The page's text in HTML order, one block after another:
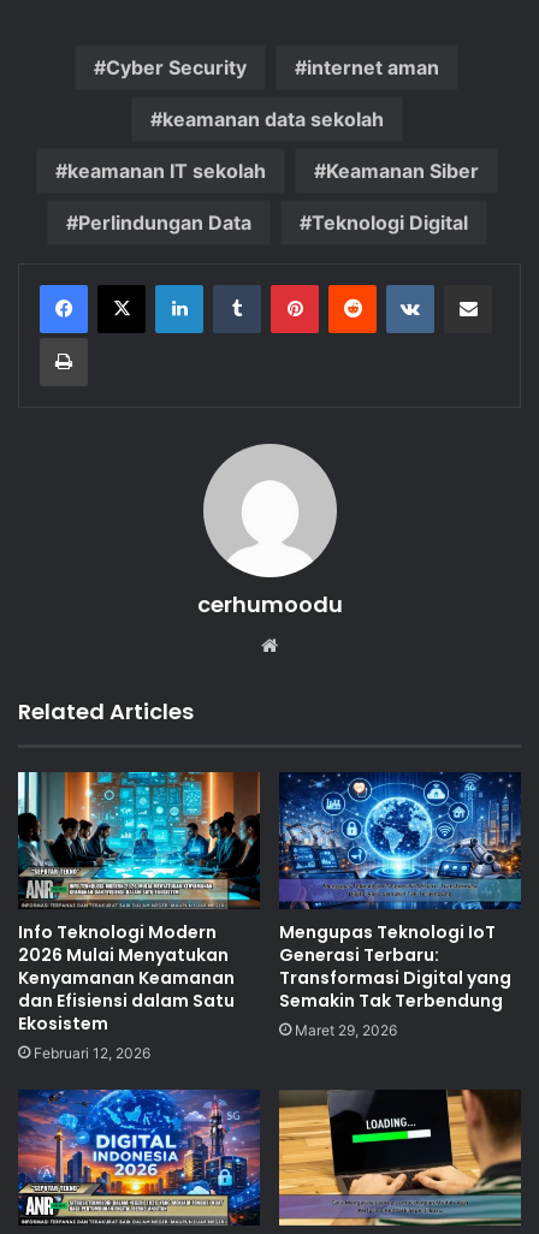
Cyber Security internet aman
keamanan data sekolah
keamanan IT sekolah Keamanan Siber
Perlindungan Data Teknologi Digital
LinkedInTumblr PinterestReddit VKontakte
Print
cerhumoodu
Related Articles
Info Teknologi Modern
2026 Mulai Menyatukan
Kenyamanan Keamanan
dan Efisiensi dalam Satu
Ekosistem
Februari 12, 2026
Mengupas Teknologi IoT
Generasi Terbaru:
Transformasi Digital yang
Semakin Tak Terbendung
Maret 29, 2026